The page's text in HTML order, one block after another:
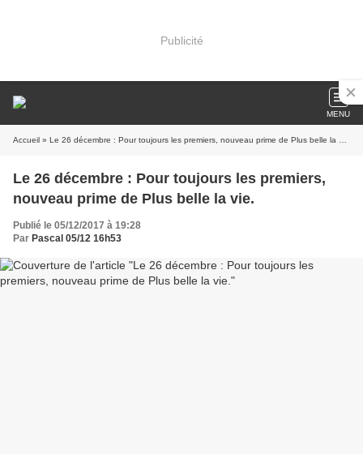
Publicité
MENU
Accueil » Le 26 décembre : Pour toujours les premiers, nouveau prime de Plus belle la vie.
Le 26 décembre : Pour toujours les premiers,
nouveau prime de Plus belle la vie.
Publié le 05/12/2017 à 19:28
Par Pascal 05/12 16h53